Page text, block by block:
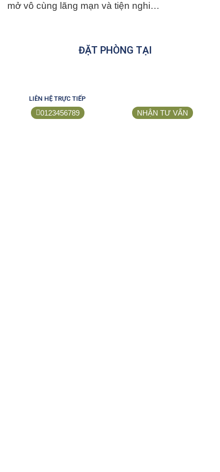
mở vô cùng lãng mạn và tiện nghi…
ĐẶT PHÒNG TẠI
LIÊN HỆ TRỰC TIẾP
0123456789 NHẬN TƯ VẤN